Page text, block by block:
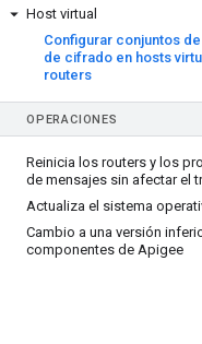
Host virtual
Configurar conjuntos
de cifrado en hosts
routers
OPERACIONES
Reinicia los routers y los
de mensajes sin afectar el
Actualiza el sistema
Cambio a una versión
componentes de Apigee